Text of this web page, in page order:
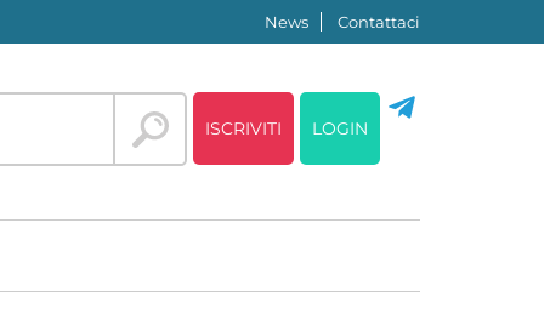
News Contattaci
ISCRIVITI LOGIN